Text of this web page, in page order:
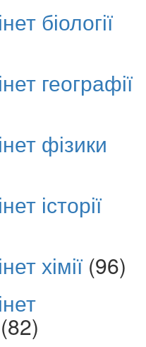
біології
географії
фізики
історії
хімії (96)
(82)